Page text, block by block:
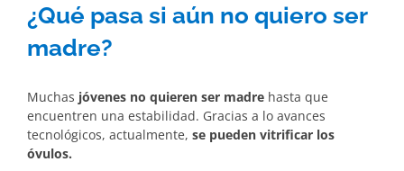
¿Qué pasa si aún no quiero ser
madre?
Muchas jóvenes no quieren ser madre hasta que
encuentren una estabilidad. Gracias a lo avances
tecnológicos, actualmente, se pueden vitrificar los
óvulos.